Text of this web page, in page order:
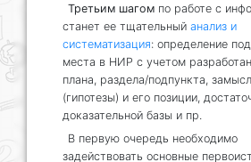
Третьим шагом по работе с
станет ее тщательный анализ и
систематизация: определение
места в НИР с учетом
плана, раздела/подпункта,
(гипотезы) и его позиции,
доказательной базы и пр.
В первую очередь необходимо
задействовать основные